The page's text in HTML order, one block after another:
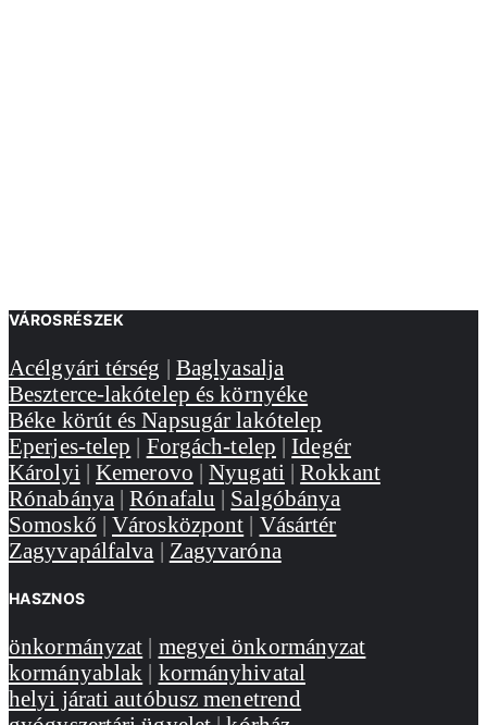
VÁROSRÉSZEK
Acélgyári térség | Baglyasalja
Beszterce-lakótelep és környéke
Béke körút és Napsugár lakótelep
Eperjes-telep | Forgách-telep |Idegér
Károlyi |Kemerovo |Nyugati |Rokkant
Rónabánya |Rónafalu | Salgóbánya
Somoskő |Városközpont | Vásártér
Zagyvapálfalva | Zagyvaróna
HASZNOS
önkormányzat | megyei önkormányzat
kormányablak | kormányhivatal
helyi járati autóbusz menetrend